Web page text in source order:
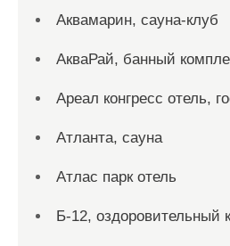
Аквамарин, сауна-клуб
АкваРай, банный
Ареал конгресс отель,
Атланта, сауна
Атлас парк отель
Б-12, оздоровительный